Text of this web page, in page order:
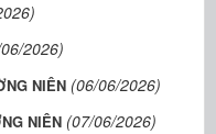
2026)
NIÊN (06/06/2026)
NIÊN (07/06/2026)